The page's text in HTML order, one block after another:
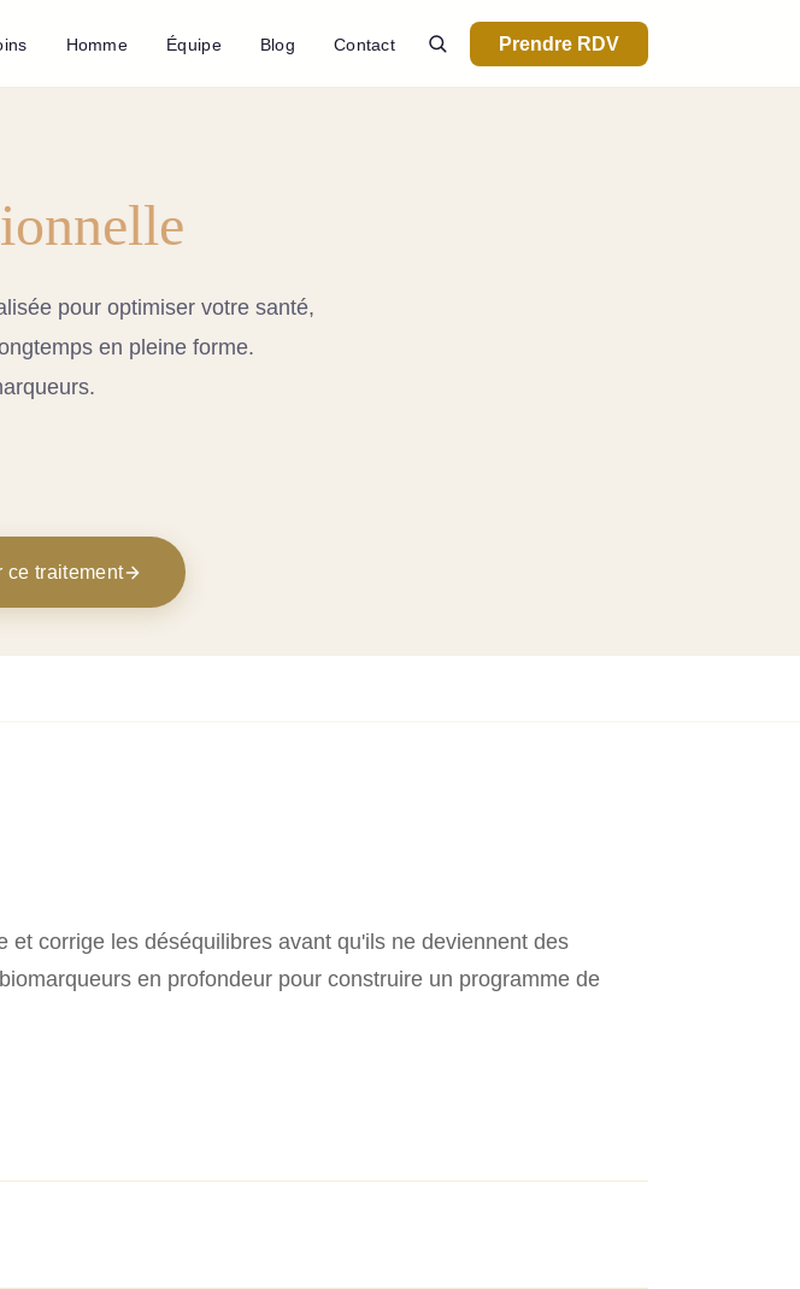
Homme Équipe Blog Contact Prendre RDV
pour optimiser votre santé,
en pleine forme.
ce traitement
corrige les déséquilibres avant qu'ils ne deviennent des
en profondeur pour construire un programme de